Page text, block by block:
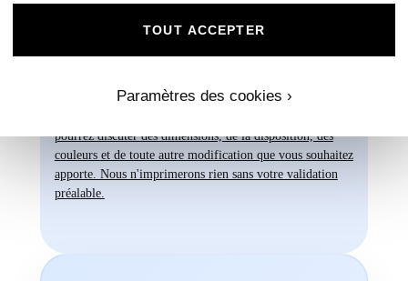
expertise et à notre passion pour vous
accompagner dans la réalisation de vos
visualiser un aperçu avec vos propres photos, textes et
pourrez discuter des dimensions, de la disposition, des
couleurs et de toute autre modification que vous souhaitez
apporte. Nous n'imprimerons rien sans votre validation
préalable.
Paramètres des cookies ›
TOUT ACCEPTER